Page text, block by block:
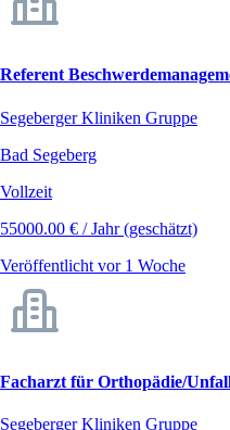
Referent
Segeberger Kliniken Gruppe
Bad Segeberg
Vollzeit
55000.00 € / Jahr (geschätzt)
Veröffentlicht vor 1 Woche
Facharzt für Orthopädie/
Segeberger Kliniken Gruppe